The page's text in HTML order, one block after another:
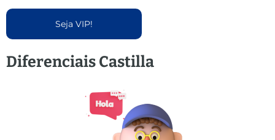
Seja VIP!
Diferenciais Castilla